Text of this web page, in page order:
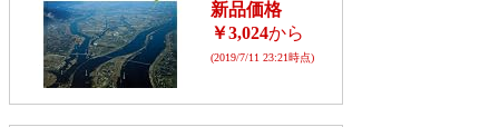
新品価格
￥3,024から
(2019/7/11 23:21時点)